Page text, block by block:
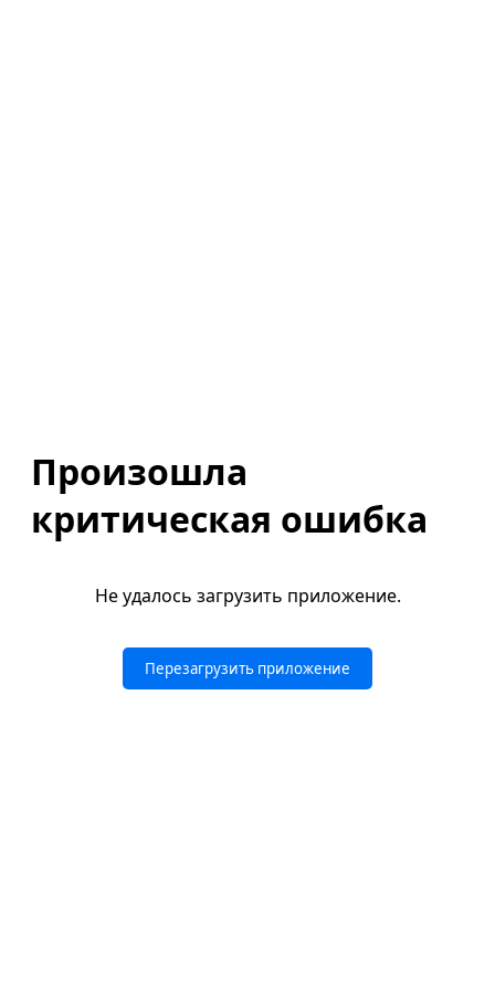
Произошла
критическая ошибка
Не удалось загрузить приложение.
Перезагрузить приложение